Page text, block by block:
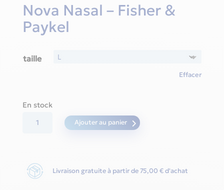
Nova Nasal – Fisher &
Paykel
taille
Effacer
En stock
quantité
Ajouter au panier
Livraison gratuite à partir de 75,00 € d'achat